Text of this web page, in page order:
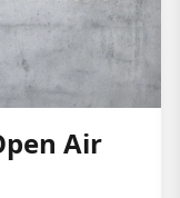
Air